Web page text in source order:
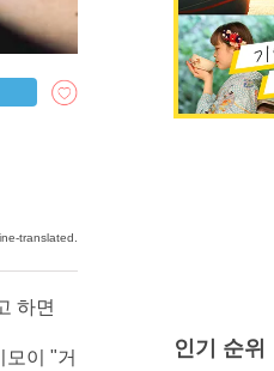
하면
이 "거
인기 순위